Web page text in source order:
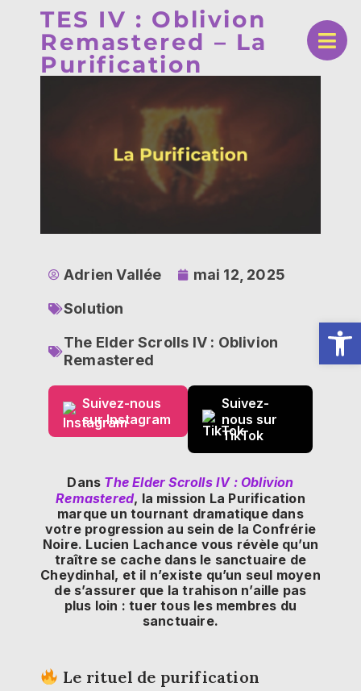
TES IV : Oblivion
Remastered – La
Purification
Adrien Vallée
mai 12, 2025
Solution
The Elder Scrolls IV : Oblivion
Remastered
Suivez-nous
sur Instagram
Suivez-
nous sur
TikTok
Dans The Elder Scrolls IV : Oblivion
Remastered, la mission La Purification
marque un tournant dramatique dans
votre progression au sein de la Confrérie
Noire. Lucien Lachance vous révèle qu’un
traître se cache dans le sanctuaire de
Cheydinhal, et il n’existe qu’un seul moyen
de s’assurer que la trahison n’aille pas
plus loin : tuer tous les membres du
sanctuaire.
Le rituel de purification